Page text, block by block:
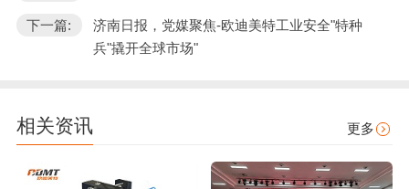
下一篇:
济南日报，党媒聚焦-欧迪美特工业安全"特种
兵"撬开全球市场"
相关资讯 更多